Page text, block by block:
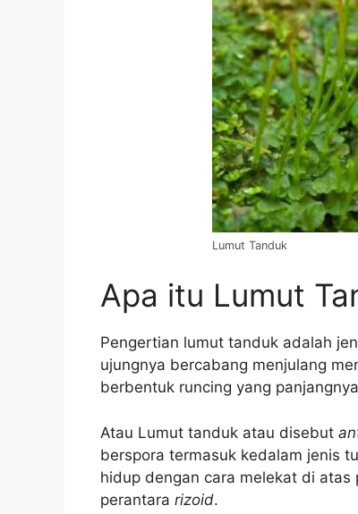
Lumut Tanduk
Apa itu Lumut
Pengertian lumut tanduk adalah
ujungnya bercabang menjulang
berbentuk runcing yang
Atau Lumut tanduk atau disebut
berspora termasuk kedalam jenis
hidup dengan cara melekat di
perantara rizoid.